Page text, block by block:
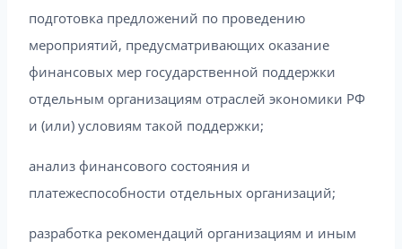
подготовка предложений по проведению
мероприятий, предусматривающих оказание
финансовых мер государственной поддержки
отдельным организациям отраслей экономики РФ
и (или) условиям такой поддержки;
анализ финансового состояния и
платежеспособности отдельных организаций;
разработка рекомендаций организациям и иным